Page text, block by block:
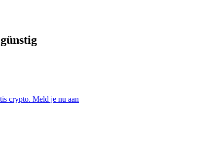
crypto. Meld je nu aan